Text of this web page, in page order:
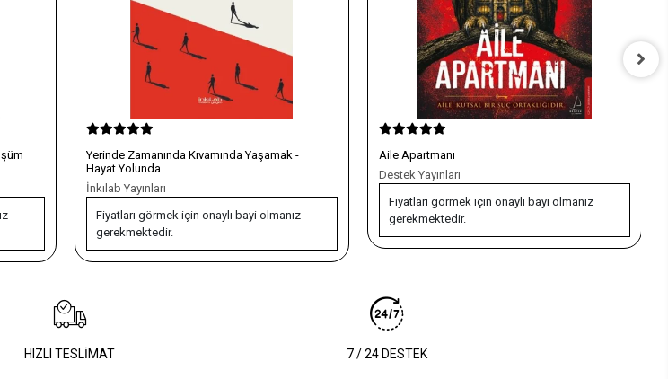
-
Aile Apartmanı
Destek Yayınları
Fiyatları görmek için onaylı bayi olmanız
gerekmektedir.
Sondan İki
Tiyo Yayınları
Fiyatları görmek için onaylı bayi olmanız
gerekmektedir.
HIZLI TESLİMAT 7 / 24 DESTEK